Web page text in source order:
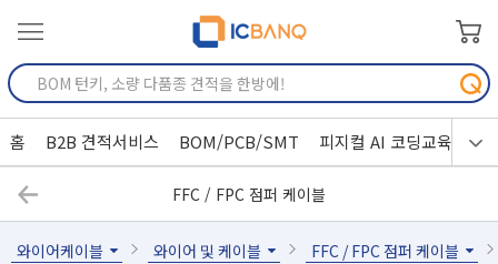
홈 B2B 견적서비스 BOM/PCB/SMT 피지컬 AI 코딩교육
FFC / FPC 점퍼 케이블
와이어케이블 와이어 및 케이블 FFC / FPC 점퍼 케이블